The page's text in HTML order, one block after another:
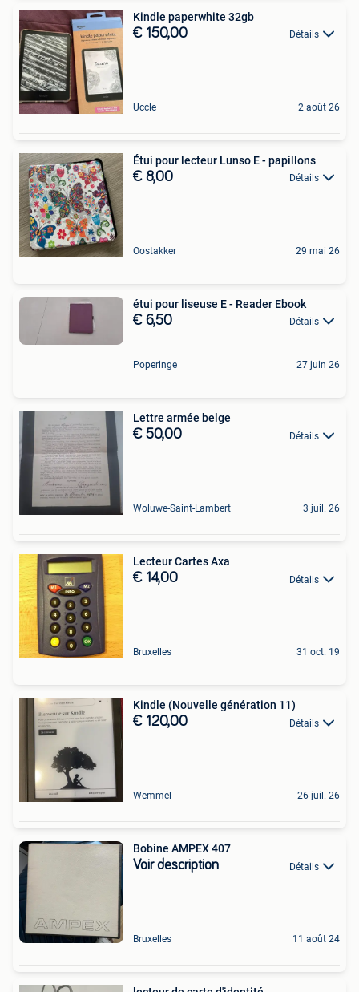
Kindle paperwhite 32gb
€ 150,00 Détails
Uccle 2 août 26
Étui pour lecteur Lunso E - papillons
€ 8,00 Détails
Oostakker 29 mai 26
étui pour liseuse E - Reader Ebook
€ 6,50 Détails
Poperinge 27 juin 26
Lettre armée belge
€ 50,00 Détails
Woluwe-Saint-Lambert 3 juil. 26
Lecteur Cartes Axa
€ 14,00 Détails
Bruxelles 31 oct. 19
Kindle (Nouvelle génération 11)
€ 120,00 Détails
Wemmel 26 juil. 26
Bobine AMPEX 407
Voir description Détails
Bruxelles 11 août 24